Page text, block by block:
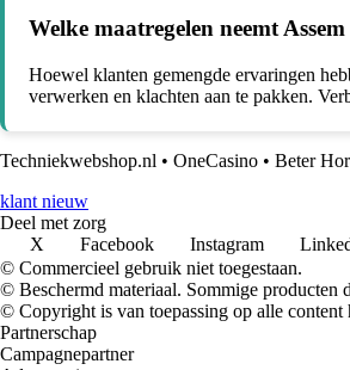
Welke maatregelen neemt
Hoewel klanten gemengde ervaringen
verwerken en klachten aan te pakken.
Techniekwebshop.nl • OneCasino • Beter
klant nieuw
Deel met zorg
X
Facebook Instagram
© Commercieel gebruik niet toegestaan.
© Beschermd materiaal. Sommige producten
© Copyright is van toepassing op alle content
Partnerschap
Campagnepartner